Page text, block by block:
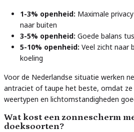
1-3% openheid: Maximale
naar buiten
3-5% openheid: Goede balans
5-10% openheid: Veel zicht naar
koeling
Voor de Nederlandse situatie werken
antraciet of taupe het beste, omdat ze
weertypen en lichtomstandigheden
Wat kost een zonnescherm
doeksoorten?